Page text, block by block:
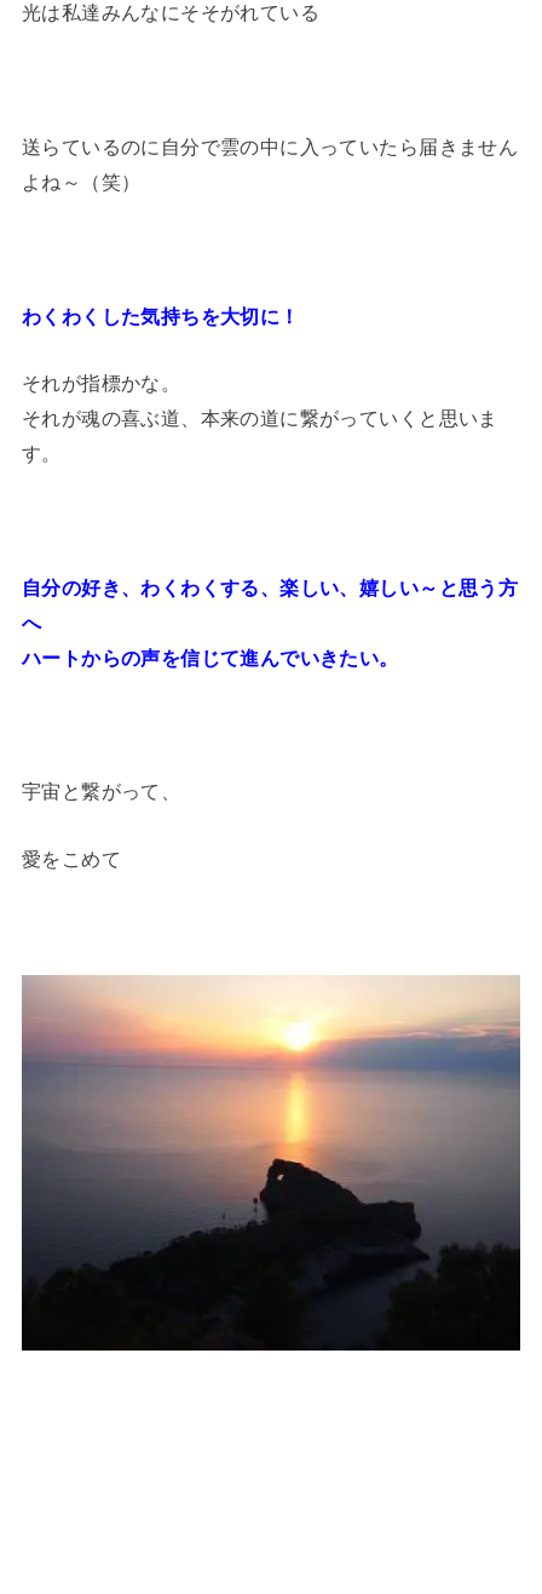
光は私達みんなにそそがれている
送らているのに自分で雲の中に入っていたら届きません
よね～（笑）
わくわくした気持ちを大切に！
それが指標かな。
それが魂の喜ぶ道、本来の道に繋がっていくと思いま
す。
自分の好き、わくわくする、楽しい、嬉しい～と思う方
へ
ハートからの声を信じて進んでいきたい。
宇宙と繋がって、
愛をこめて